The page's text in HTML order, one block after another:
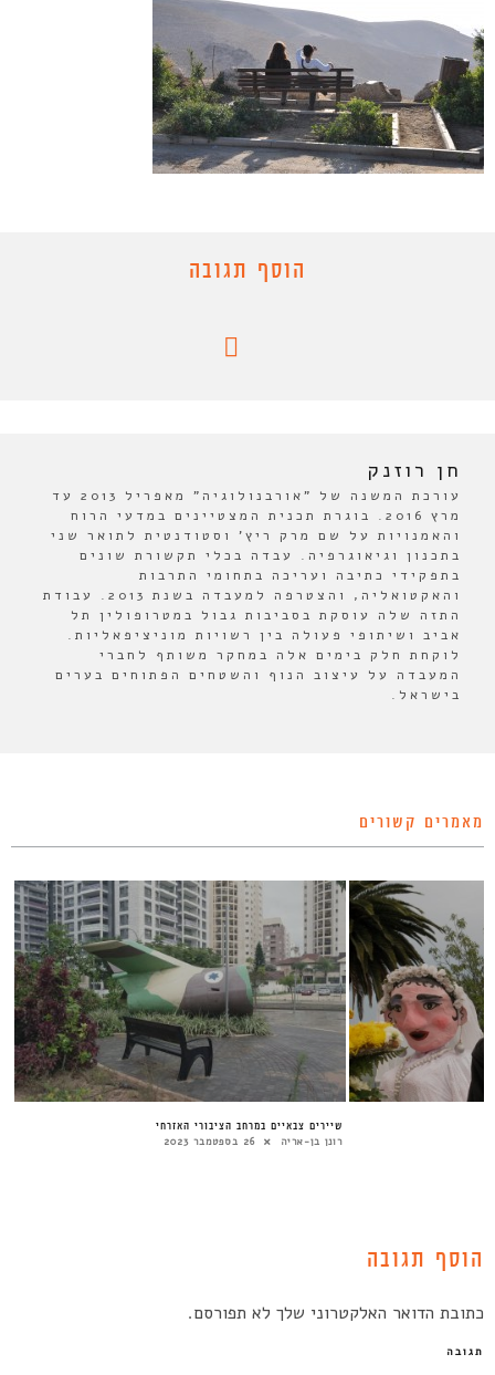
הוסף תגובה
חן רוזנק
עורכת המשנה של "אורבנולוגיה" מאפריל 2013 עד
מרץ 2016. בוגרת תכנית המצטיינים במדעי הרוח
והאמנויות על שם מרק ריץ' וסטודנטית לתואר שני
בתכנון וגיאוגרפיה. עבדה בכלי תקשורת שונים
בתפקידי כתיבה ועריכה בתחומי התרבות
והאקטואליה, והצטרפה למעבדה בשנת 2013. עבודת
התזה שלה עוסקת בסביבות גבול במטרופולין תל
אביב ושיתופי פעולה בין רשויות מוניציפאליות.
לוקחת חלק בימים אלה במחקר משותף לחברי
המעבדה על עיצוב הנוף והשטחים הפתוחים בערים
בישראל.
מאמרים קשורים
שיירים צבאיים במרחב הציבורי האזרחי
רונן בן-אריה 26 בספטמבר 2023
הוסף תגובה
כתובת הדואר האלקטרוני שלך לא תפורסם.
תגובה